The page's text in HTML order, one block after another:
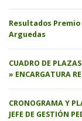
Resultados
Arguedas
CUADRO DE
» ENCARGATURA
CRONOGRAMA Y
JEFE DE GESTIÓN